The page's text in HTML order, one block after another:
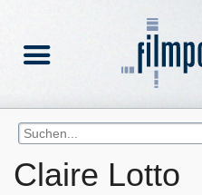
Claire Lotto